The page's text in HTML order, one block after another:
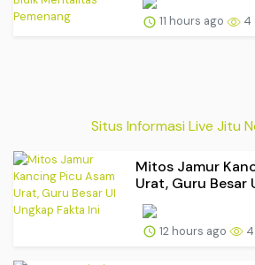
11 hours ago 4
Situs Informasi Live Jitu
Mitos Jamur
Urat, Guru Besar
12 hours ago 4